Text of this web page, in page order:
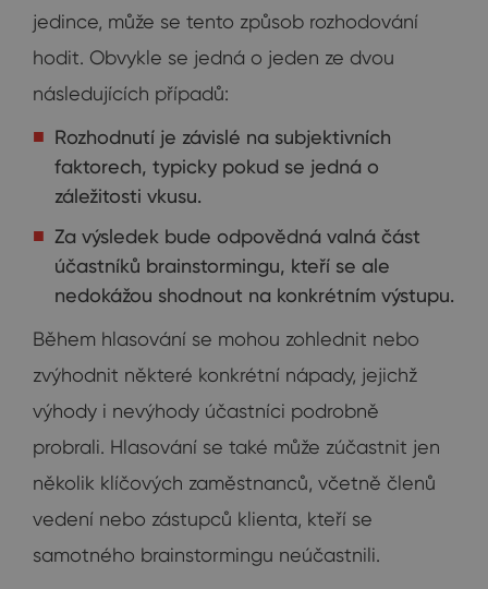
jedince, může se tento způsob rozhodování
hodit. Obvykle se jedná o jeden ze dvou
následujících případů:
Rozhodnutí je závislé na subjektivních
faktorech, typicky pokud se jedná o
záležitosti vkusu.
Za výsledek bude odpovědná valná část
účastníků brainstormingu, kteří se ale
nedokážou shodnout na konkrétním výstupu.
Během hlasování se mohou zohlednit nebo
zvýhodnit některé konkrétní nápady, jejichž
výhody i nevýhody účastníci podrobně
probrali. Hlasování se také může zúčastnit jen
několik klíčových zaměstnanců, včetně členů
vedení nebo zástupců klienta, kteří se
samotného brainstormingu neúčastnili.